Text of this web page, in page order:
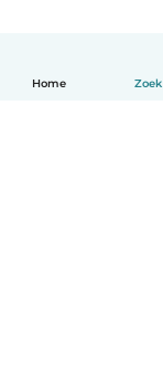
Home Zoek